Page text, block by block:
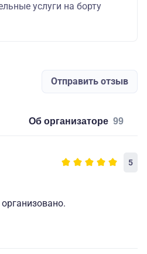
услуги на борту
Отправить отзыв
об организаторе 99
5